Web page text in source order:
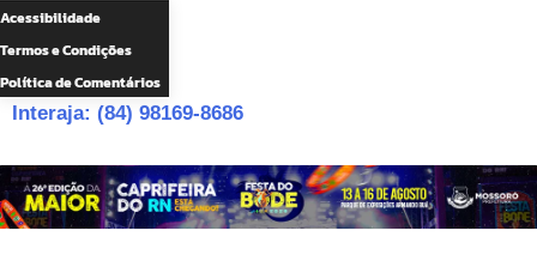
Acessibilidade
Termos e Condições
Política de Comentários
Interaja: (84) 98169-8686